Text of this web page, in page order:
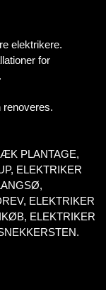
elektrikere.
for
renoveres.
PLANTAGE,
ELEKTRIKER
ELEKTRIKER
ELEKTRIKER